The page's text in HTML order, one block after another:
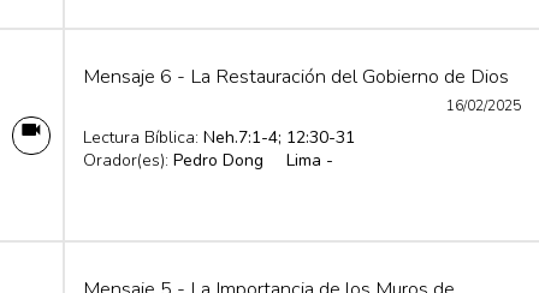
Mensaje 6 - La Restauración del Gobierno de Dios
16/02/2025
Lectura Bíblica: Neh.7:1-4; 12:30-31
Orador(es): Pedro Dong Lima -